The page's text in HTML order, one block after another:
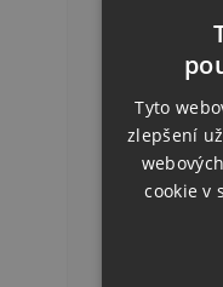
Tyto
zlepšení
cookie v